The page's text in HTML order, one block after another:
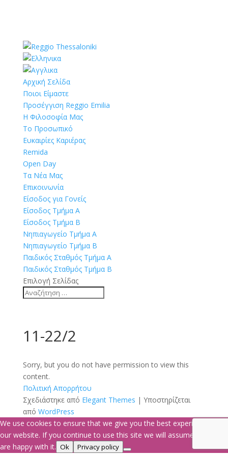
Αρχική Σελίδα
Ποιοι Είμαστε
Προσέγγιση Reggio Emilia
Η Φιλοσοφία Μας
Το Προσωπικό
Ευκαιρίες Καριέρας
Remida
Open Day
Τα Νέα Μας
Επικοινωνία
Είσοδος για Γονείς
Είσοδος Τμήμα Α
Είσοδος Τμήμα Β
Νηπιαγωγείο Τμήμα Α
Νηπιαγωγείο Τμήμα Β
Παιδικός Σταθμός Τμήμα Α
Παιδικός Σταθμός Τμήμα Β
Επιλογή Σελίδας
11-22/2
Sorry, but you do not have permission to view this
content.
Πολιτική Απορρήτου
Σχεδιάστηκε από Elegant Themes | Υποστηρίζεται
από WordPress
We use cookies to ensure that we give you the best experience on
our website. If you continue to use this site we will assume that you
are happy with it. Ok Privacy policy